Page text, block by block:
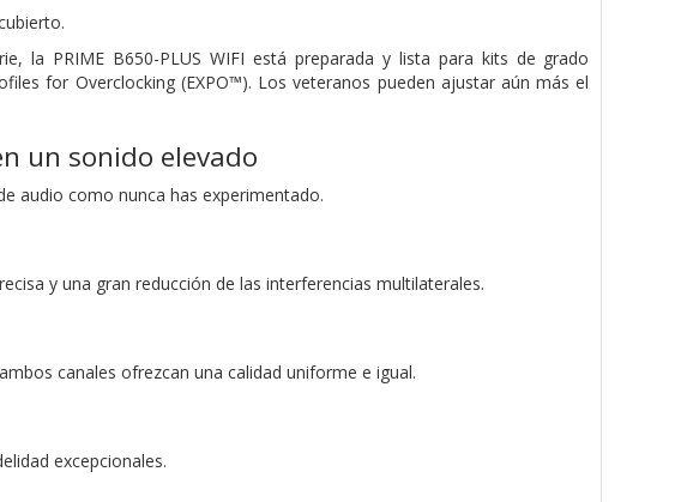
la PRIME B650-PLUS WIFI está preparada y lista para kits de grado
for Overclocking (EXPO™). Los veteranos pueden ajustar aún más el
un sonido elevado
audio como nunca has experimentado.
y una gran reducción de las interferencias multilaterales.
canales ofrezcan una calidad uniforme e igual.
excepcionales.